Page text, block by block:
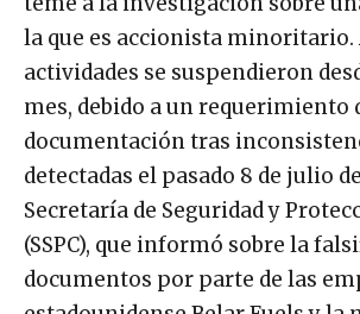
la que es accionista minoritario.
actividades se suspendieron
mes, debido a un requerimiento
documentación tras
detectadas el pasado 8 de julio
Secretaría de Seguridad y
(SSPC), que informó sobre la
documentos por parte de las